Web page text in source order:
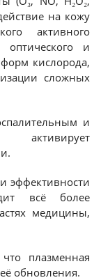
на кожу
активного
оптического и
кислорода,
сложных
и
активирует
эффективности
всё более
медицины,
плазменная
обновления.